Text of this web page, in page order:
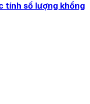
tính số lượng khổng